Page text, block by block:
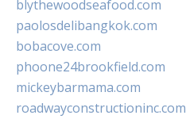
blythewoodseafood.com
paolosdelibangkok.com
bobacove.com
phoone24brookfield.com
mickeybarmama.com
roadwayconstructioninc.com